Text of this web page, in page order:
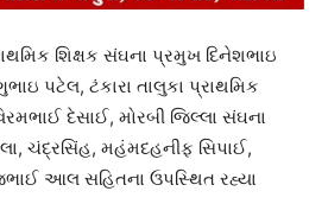
શિક્ષક સંઘના પ્રમુખ દિનેશભાઇ
પટેલ, ટંકારા તાલુકા પ્રાથમિક
દેસાઈ, મોરબી જિલ્લા સંઘના
ચંદ્રસિંહ, મહંમદહનીફ સિપાઈ,
આલ સહિતના ઉપસ્થિત રહ્યા